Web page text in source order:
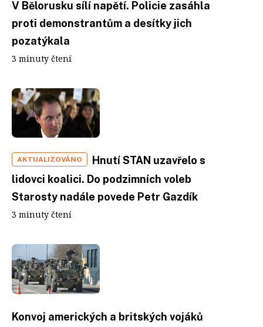
V Bělorusku sílí napětí. Policie zasáhla
proti demonstrantům a desítky jich
pozatýkala
3 minuty čtení
AKTUALIZOVÁNO
Hnutí STAN uzavřelo s
lidovci koalici. Do podzimních voleb
Starosty nadále povede Petr Gazdík
3 minuty čtení
Konvoj amerických a britských vojáků